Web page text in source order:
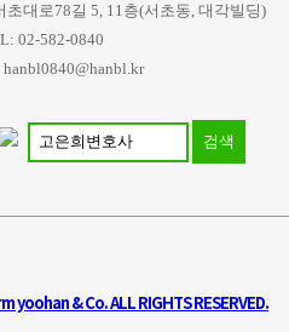
대로78길 5, 11층(서초동, 대각빌딩)
02-582-0840
검색
yoohan & Co. ALL RIGHTS RESERVED.